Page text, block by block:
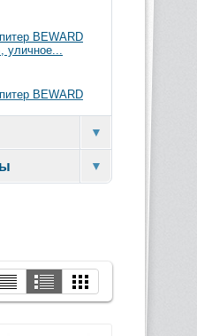
BEWARD
уличное...
BEWARD